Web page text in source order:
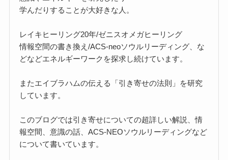
学んだりすることが大好きな人。
レイキヒーリング20年/ゼニスオメガヒーリング
情報空間の書き換え/ACS-neoソウルリーディング、な
どなどエネルギーワークを探求し続けています。
またエイブラハムの伝える「引き寄せの法則」を研究
しています。
このブログでは引き寄せについての超詳しい解説、情
報空間、意識の話、ACS-NEOソウルリーディングなど
について書いています。